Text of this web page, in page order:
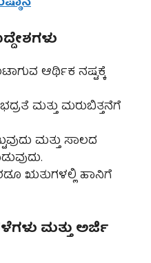
ಆರ್ಥಿಕ ನಷ್ಟಕ್ಕೆ
ಮತ್ತು ಮರುಬಿತ್ತನೆಗೆ
ಮತ್ತು ಸಾಲದ
ಋತುಗಳಲ್ಲಿ ಹಾನಿಗೆ
ಮತ್ತು ಅರ್ಜಿ